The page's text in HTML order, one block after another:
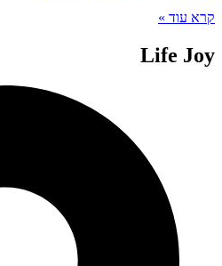
קרא עוד »
Life Joy